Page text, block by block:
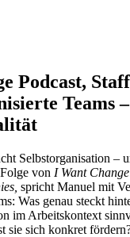
Podcast,
Teams
Selbstorganisation –
von I Want
spricht Manuel mit
Was genau steckt
im Arbeitskontext
sie sich konkret